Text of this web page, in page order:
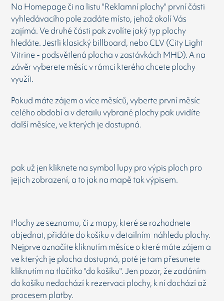
Na Homepage či na listu "Reklamní plochy" první části
vyhledávacího pole zadáte místo, jehož okolí Vás
zajímá. Ve druhé části pak zvolíte jaký typ plochy
hledáte. Jestli klasický billboard, nebo CLV (City Light
Vitrine - podsvětlená plocha v zastávkách MHD). A na
závěr vyberete měsíc v rámci kterého chcete plochy
využít.
Pokud máte zájem o více měsíců, vyberte první měsíc
celého období a v detailu vybrané plochy pak uvidíte
další měsíce, ve kterých je dostupná.
pak už jen kliknete na symbol lupy pro výpis ploch pro
jejich zobrazení, a to jak na mapě tak výpisem.
Plochy ze seznamu, či z mapy, které se rozhodnete
objednat, přidáte do košíku v detailním náhledu plochy.
Nejprve označíte kliknutím měsíce o které máte zájem a
ve kterých je plocha dostupná, poté je tam přesunete
kliknutím na tlačítko "do košíku". Jen pozor, že zadáním
do košíku nedochází k rezervaci plochy, k ní dochází až
procesem platby.